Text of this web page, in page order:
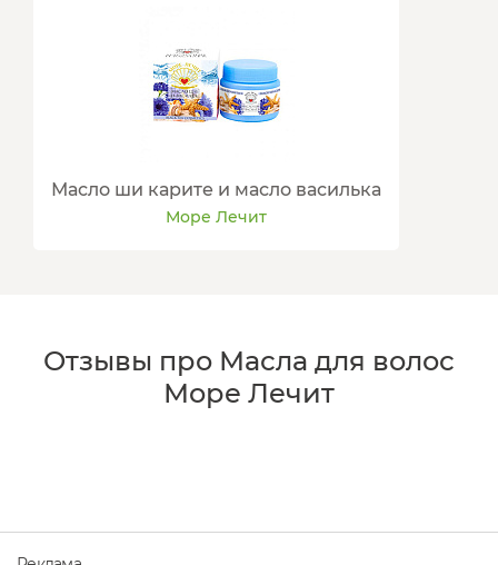
Масло ши карите и масло василька
Море Лечит
Отзывы про Масла для волос
Море Лечит